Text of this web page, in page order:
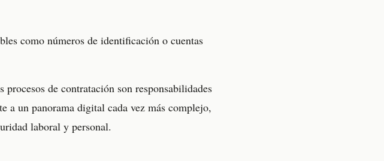
como números de identificación o cuentas
de contratación son responsabilidades
a un panorama digital cada vez más complejo,
laboral y personal.